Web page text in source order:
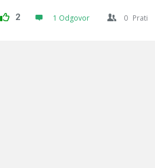
2 1 Odgovor 0 Prati